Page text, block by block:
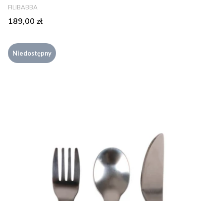
PRODUCENT
FILIBABBA
Cena
189,00 zł
Niedostępny